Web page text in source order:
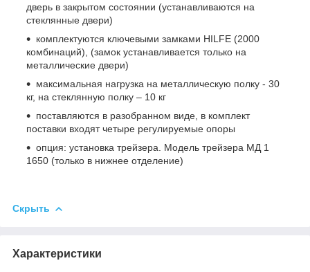
дверь в закрытом состоянии (устанавливаются на
стеклянные двери)
комплектуются ключевыми замками HILFE (2000
комбинаций), (замок устанавливается только на
металлические двери)
максимальная нагрузка на металлическую полку - 30
кг, на стеклянную полку – 10 кг
поставляются в разобранном виде, в комплект
поставки входят четыре регулируемые опоры
опция: установка трейзера. Модель трейзера МД 1
1650 (только в нижнее отделение)
Скрыть
Характеристики